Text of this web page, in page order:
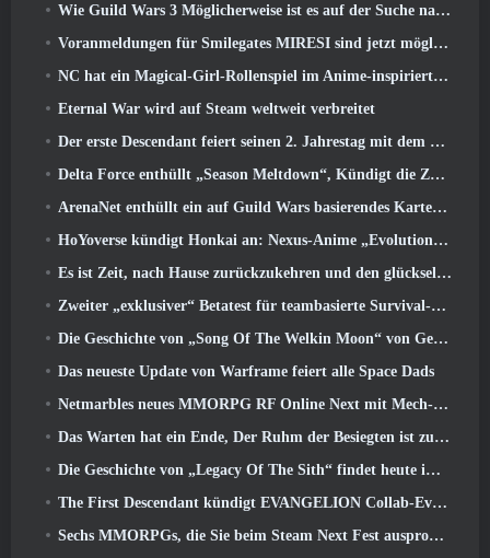
Wie Guild Wars 3 Möglicherweise ist es auf der Suche nach Innovationen im MMO-Bereich
Voranmeldungen für Smilegates MIRESI sind jetzt möglich: Unsichtbare Zukunft
NC hat ein Magical-Girl-Rollenspiel im Anime-inspirierten Kunststil der 90er in Arbeit
Eternal War wird auf Steam weltweit verbreitet
Der erste Descendant feiert seinen 2. Jahrestag mit dem Descendant Fest 2026 Strom
Delta Force enthüllt „Season Meltdown“, Kündigt die Zusammenarbeit mit Rainbow Six Siege an
ArenaNet enthüllt ein auf Guild Wars basierendes Kartenspiel, Nebelgebunden
HoYoverse kündigt Honkai an: Nexus-Anime „Evolutionstest“
Es ist Zeit, nach Hause zurückzukehren und den glückseligen Rückzugsort dort wiederherzustellen, wo sich die Winde treffen
Zweiter „exklusiver“ Betatest für teambasierte Survival-Shooter-Zeitfresser angekündigt
Die Geschichte von „Song Of The Welkin Moon“ von Genshin Impact geht zu Ende.. Auf dem Mond
Das neueste Update von Warframe feiert alle Space Dads
Netmarbles neues MMORPG RF Online Next mit Mech-Thema wird weltweit eingeführt
Das Warten hat ein Ende, Der Ruhm der Besiegten ist zurückgekehrt
Die Geschichte von „Legacy Of The Sith“ findet heute im neuesten Update von SWTOR ihren Abschluss
The First Descendant kündigt EVANGELION Collab-Event an
Sechs MMORPGs, die Sie beim Steam Next Fest ausprobieren können